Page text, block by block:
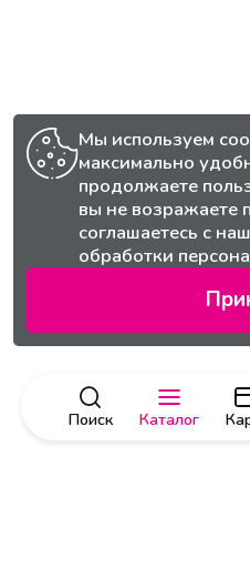
Поиск Каталог
Мы используем
максимально
продолжаете
вы не возражаете
соглашаетесь с
обработки